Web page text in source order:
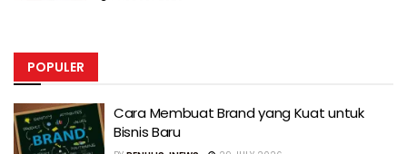
POPULER
Cara Membuat Brand yang Kuat untuk
Bisnis Baru